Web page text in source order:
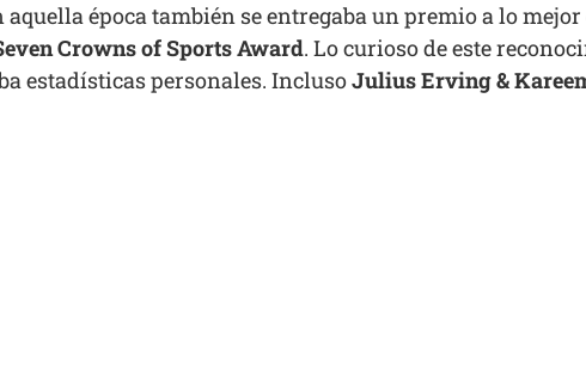
aquella época también se entregaba un premio a lo
Crowns of Sports Award. Lo curioso de este
estadísticas personales. InclusoJulius Erving &